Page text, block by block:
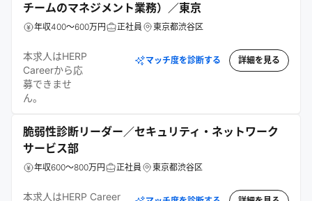
チームのマネジメント業務）／東京
年収400～600万円 正社員 東京都渋谷区
本求人はHERP
Careerから応
募できませ
ん。
マッチ度を診断する 詳細を見る
脆弱性診断リーダー／セキュリティ・ネットワーク
サービス部
年収600～800万円 正社員 東京都渋谷区
本求人はHERP Career